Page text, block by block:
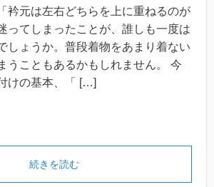
衿元は左右どちらを上に重ねるのが
ってしまったことが、誰しも一度は
しょうか。普段着物をあまり着ない
うこともあるかもしれません。 今
けの基本、「 […]
続きを読む